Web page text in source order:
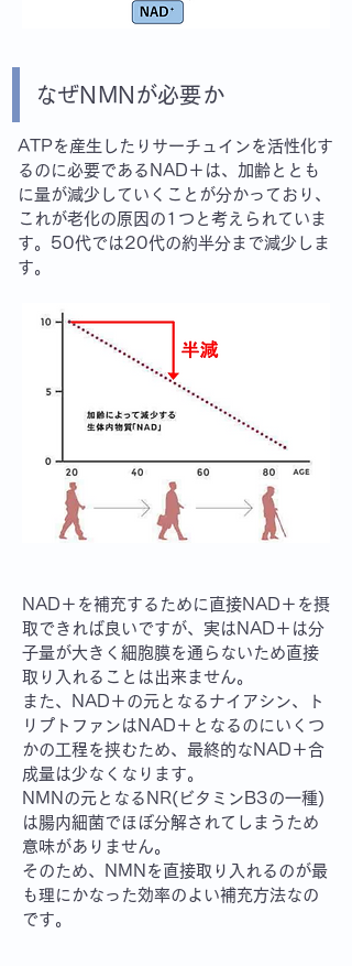
なぜNMNが必要か
ATPを産生したりサーチュインを活性化す
るのに必要であるNAD＋は、加齢ととも
に量が減少していくことが分かっており、
これが老化の原因の1つと考えられていま
す。50代では20代の約半分まで減少しま
す。
NAD＋を補充するために直接NAD＋を摂
取できれば良いですが、実はNAD＋は分
子量が大きく細胞膜を通らないため直接
取り入れることは出来ません。
また、NAD＋の元となるナイアシン、ト
リプトファンはNAD＋となるのにいくつ
かの工程を挟むため、最終的なNAD＋合
成量は少なくなります。
NMNの元となるNR(ビタミンB3の一種)
は腸内細菌でほぼ分解されてしまうため
意味がありません。
そのため、NMNを直接取り入れるのが最
も理にかなった効率のよい補充方法なの
です。